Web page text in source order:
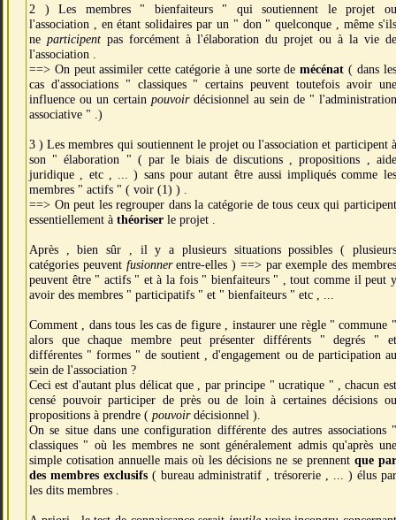
2 ) Les membres " bienfaiteurs " qui soutiennent le projet ou
l'association , en étant solidaires par un " don " quelconque , même s'ils
ne participentpas forcément à l'élaboration du projet ou à la vie de
l'association .
==> On peut assimiler cette catégorie à une sorte demécénat ( dans les
cas d'associations " classiques " certains peuvent toutefois avoir une
influence ou un certain pouvoirdécisionnel au sein de " l'administration
associative " .)
3 ) Les membres qui soutiennent le projet ou l'association et participent à
son " élaboration " ( par le biais de discutions , propositions , aide
juridique , etc , ... ) sans pour autant être aussi impliqués comme les
membres " actifs " ( voir (1) ) .
==> On peut les regrouper dans la catégorie de tous ceux qui participent
essentiellement à théoriser le projet .
Après , bien sûr , il y a plusieurs situations possibles ( plusieurs
catégories peuvent fusionnerentre-elles ) ==> par exemple des membres
peuvent être " actifs " et à la fois " bienfaiteurs " , tout comme il peut y
avoir des membres " participatifs " et " bienfaiteurs " etc , ...
Comment , dans tous les cas de figure , instaurer une règle " commune "
alors que chaque membre peut présenter différents " degrés " et
différentes " formes " de soutient , d'engagement ou de participation au
sein de l'association ?
Ceci est d'autant plus délicat que , par principe " ucratique " , chacun est
censé pouvoir participer de près ou de loin à certaines décisions ou
propositions à prendre ( pouvoirdécisionnel ).
On se situe dans une configuration différente des autres associations "
classiques " où les membres ne sont généralement admis qu'après une
simple cotisation annuelle mais où les décisions ne se prennent que par
des membres exclusifs( bureau administratif , trésorerie , ... ) élus par
les dits membres .